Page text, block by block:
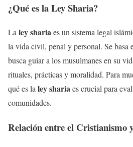
¿Qué es la Ley Sharia?
Laley shariaes un sistema legal
la vida civil, penal y personal. Se basa
busca guiar a los musulmanes en su
rituales, prácticas y moralidad. Para
qué es laley shariaes crucial para
comunidades.
Relación entre el Cristianismo